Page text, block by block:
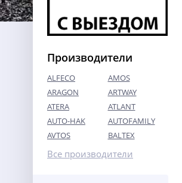
Производители
ALFECO
AMOS
ARAGON
ARTWAY
ATERA
ATLANT
AUTO-HAK
AUTOFAMILY
AVTOS
BALTEX
Все производители